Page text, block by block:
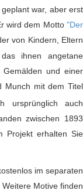
war, aber erst
wird dem Motto "Der
von Kindern, Eltern
ihnen angetane
und einer
Munch mit dem Titel
ursprünglich auch
zwischen 1893
Projekt erhalten Sie
im separaten
Motive finden